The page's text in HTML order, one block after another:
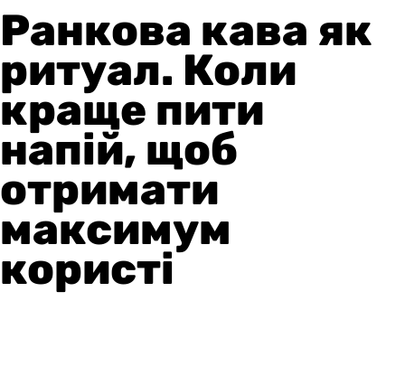
Ранкова кава як
ритуал. Коли
краще пити
напій, щоб
отримати
максимум
користі